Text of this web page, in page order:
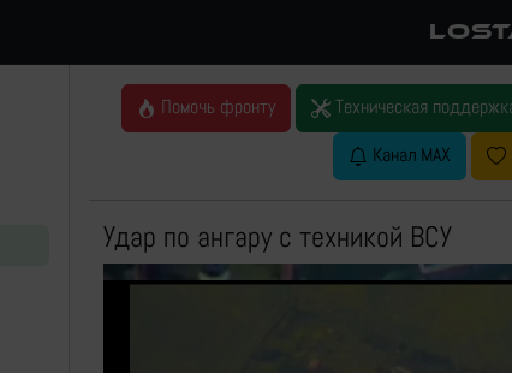
Помочь фронту Техническая
Канал MAX
Удар по ангару с техникой ВСУ